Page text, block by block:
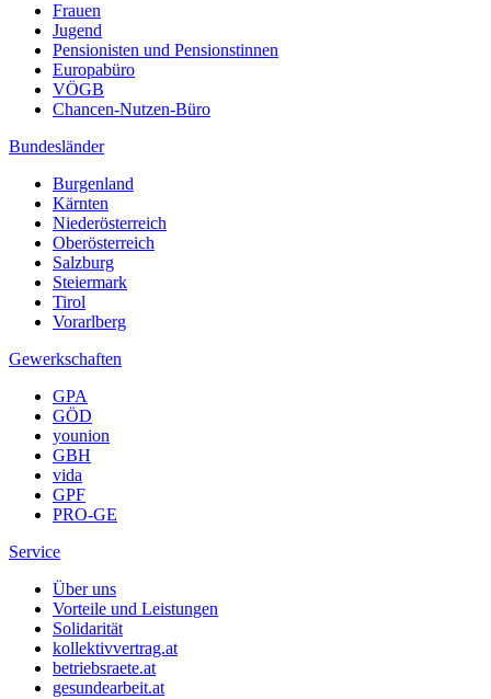
Frauen
Jugend
Pensionisten und Pensionstinnen
Europabüro
VÖGB
Chancen-Nutzen-Büro
Bundesländer
Burgenland
Kärnten
Niederösterreich
Oberösterreich
Salzburg
Steiermark
Tirol
Vorarlberg
Gewerkschaften
GPA
GÖD
younion
GBH
vida
GPF
PRO-GE
Service
Über uns
Vorteile und Leistungen
Solidarität
kollektivvertrag.at
betriebsraete.at
gesundearbeit.at